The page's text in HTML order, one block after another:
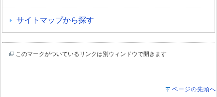
サイトマップから探す
このマークがついているリンクは別ウィンドウで開きます
ページの先頭へ